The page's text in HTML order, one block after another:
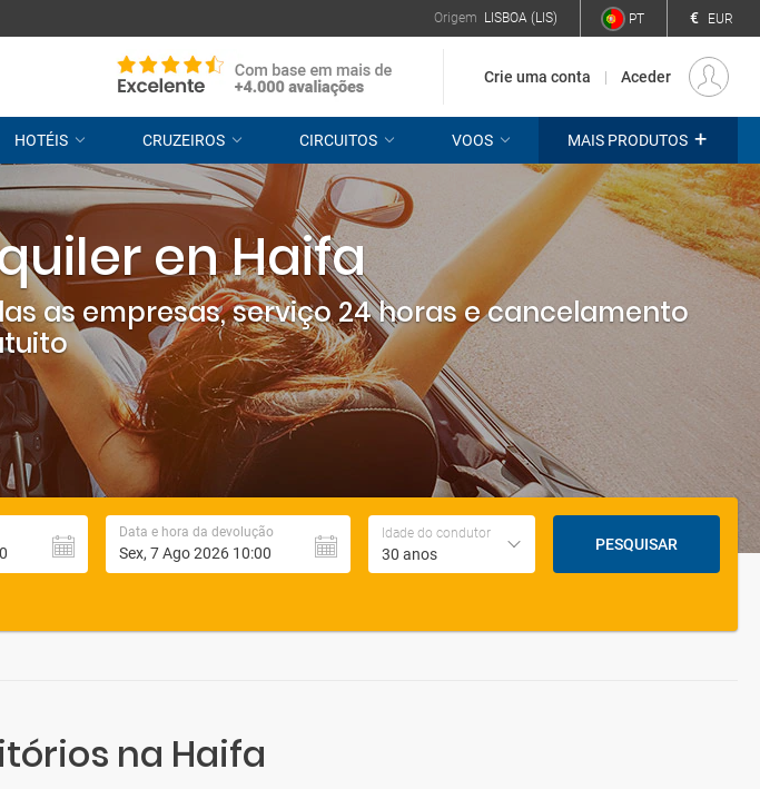
Origem LISBOA (LIS) PT € EUR
Crie uma conta Aceder
HOTÉIS CRUZEIROS CIRCUITOS VOOS MAIS PRODUTOS +
en Haifa
as empresas, serviço 24 horas e cancelamento
Data e hora da devolução Idade do condutor
30 anos
PESQUISAR
na Haifa